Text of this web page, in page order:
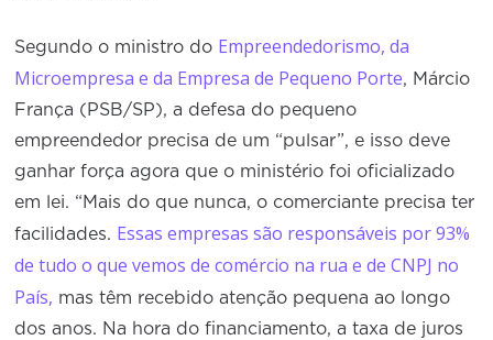
Segundo o ministro do Empreendedorismo, da
Microempresa e da Empresa de Pequeno Porte, Márcio
França (PSB/SP), a defesa do pequeno
empreendedor precisa de um “pulsar”, e isso deve
ganhar força agora que o ministério foi oficializado
em lei. “Mais do que nunca, o comerciante precisa ter
facilidades. Essas empresas são responsáveis por 93%
de tudo o que vemos de comércio na rua e de CNPJ no
País, mas têm recebido atenção pequena ao longo
dos anos. Na hora do financiamento, a taxa de juros